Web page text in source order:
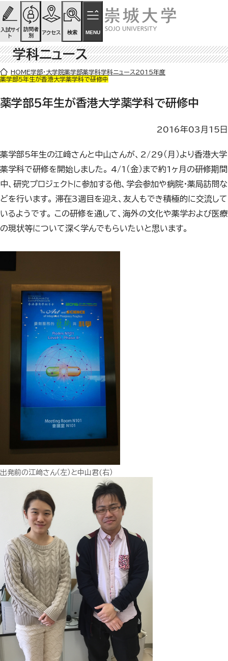
ページの先頭です
ページ内を移動するためのリンク
本文(c)へ
入試サイ
ト
訪問者
別
アクセス 検索 MENU
ここから本文です。
学科ニュース
HOME学部・大学院薬学部薬学科学科ニュース 2015年度
薬学部5年生が香港大学薬学科で研修中
薬学部5年生が香港大学薬学科で研修中
2016年03月15日
薬学部5年生の江﨑さんと中山さんが、2/29（月）より香港大学
薬学科で研修を開始しました。 4/1（金）まで約1ヶ月の研修期間
中、研究プロジェクトに参加する他、学会参加や病院・薬局訪問な
どを行います。 滞在3週目を迎え、友人もでき積極的に交流して
いるようです。 この研修を通して、海外の文化や薬学および医療
の現状等について深く学んでもらいたいと思います。
出発前の江﨑さん（左）と中山君(右）